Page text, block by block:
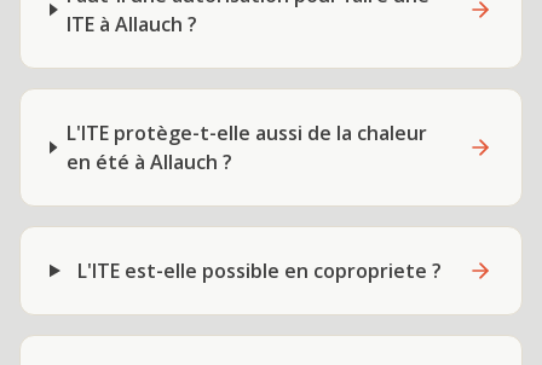
ITE à Allauch ?
L'ITE protège-t-elle aussi de la chaleur
en été à Allauch ?
L'ITE est-elle possible en copropriete ?